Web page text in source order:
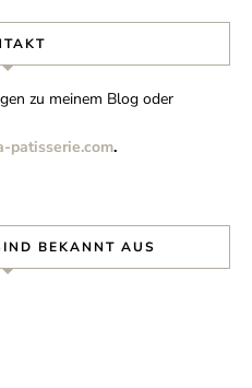
zu meinem Blog oder
patisserie.com.
BEKANNT AUS